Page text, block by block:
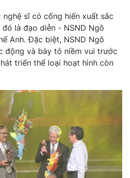
sĩ có cống hiến xuất sắc
là đạo diễn - NSND Ngô
Anh. Đặc biệt, NSND Ngô
động và bày tỏ niềm vui trước
triển thể loại hoạt hình còn